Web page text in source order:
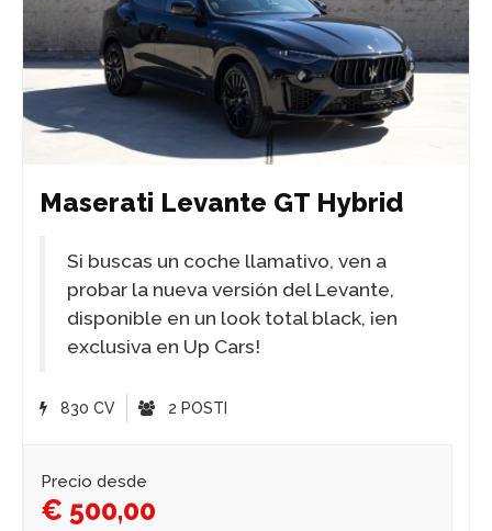
Maserati Levante GT Hybrid
Si buscas un coche llamativo, ven a
probar la nueva versión del Levante,
disponible en un look total black, ¡en
exclusiva en Up Cars!
830 CV 2 POSTI
Precio desde
€ 500,00